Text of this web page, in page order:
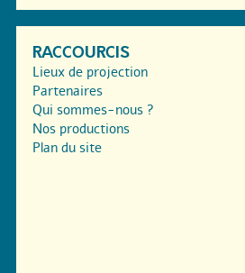
RACCOURCIS
Lieux de projection
Partenaires
Qui sommes-nous ?
Nos productions
Plan du site